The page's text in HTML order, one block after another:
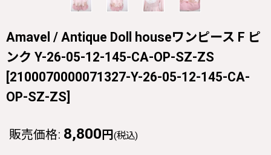
Amavel / Antique Doll houseワンピース F ピ
ンク Y-26-05-12-145-CA-OP-SZ-ZS
[2100070000071327-Y-26-05-12-145-CA-
OP-SZ-ZS]
販売価格: 8,800 円 (税込)